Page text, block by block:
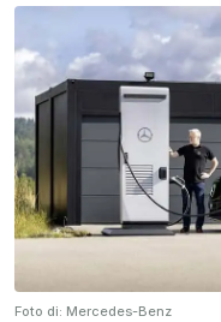
Foto di: Mercedes-Benz